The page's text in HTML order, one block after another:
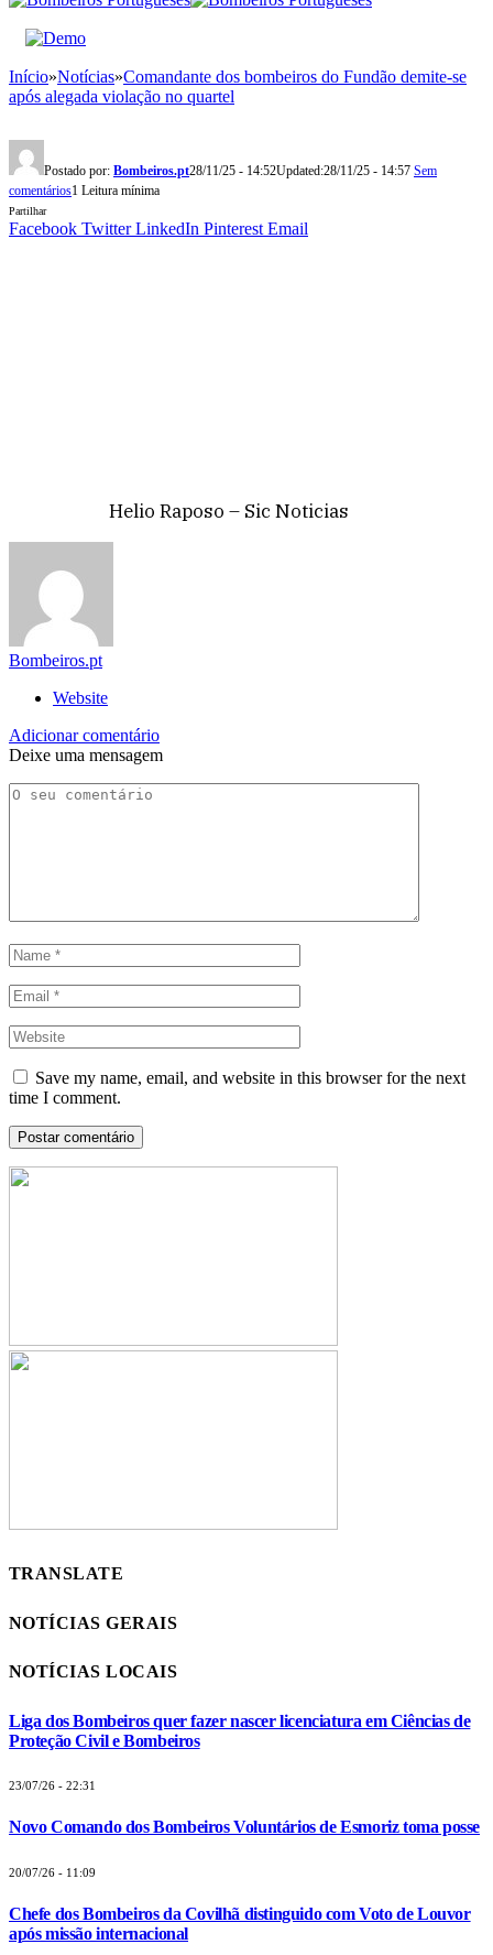
Início»Notícias»Comandante dos bombeiros do Fundão demite-se
após alegada violação no quartel
Postado por: Bombeiros.pt28/11/25 - 14:52Updated:28/11/25 - 14:57 Sem
comentários1 Leitura mínima
Partilhar
Facebook Twitter LinkedIn Pinterest Email
Helio Raposo – Sic Noticias
Bombeiros.pt
Website
Adicionar comentário
Deixe uma mensagem
Save my name, email, and website in this browser for the next
time I comment.
TRANSLATE
NOTÍCIAS GERAIS
NOTÍCIAS LOCAIS
Liga dos Bombeiros quer fazer nascer licenciatura em Ciências de
Proteção Civil e Bombeiros
23/07/26 - 22:31
Novo Comando dos Bombeiros Voluntários de Esmoriz toma posse
20/07/26 - 11:09
Chefe dos Bombeiros da Covilhã distinguido com Voto de Louvor
após missão internacional